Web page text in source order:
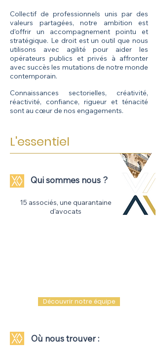
Collectif de professionnels unis par des
valeurs partagées, notre ambition est
d’offrir un accompagnement pointu et
stratégique. Le droit est un outil que nous
utilisons avec agilité pour aider les
opérateurs publics et privés à affronter
avec succès les mutations de notre monde
contemporain.
Connaissances sectorielles, créativité,
réactivité, confiance, rigueur et ténacité
sont au cœur de nos engagements.
L'essentiel
Qui sommes nous ?
15 associés, une quarantaine
d'avocats
Découvrir notre équipe
Où nous trouver :